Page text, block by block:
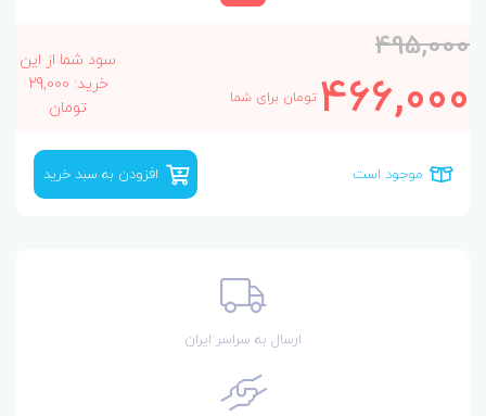
495,000
466,000تومان برای شما
سود شما از این
خرید: 29,000
تومان
موجود است افزودن به سبد خرید
ارسال به سراسر ایران